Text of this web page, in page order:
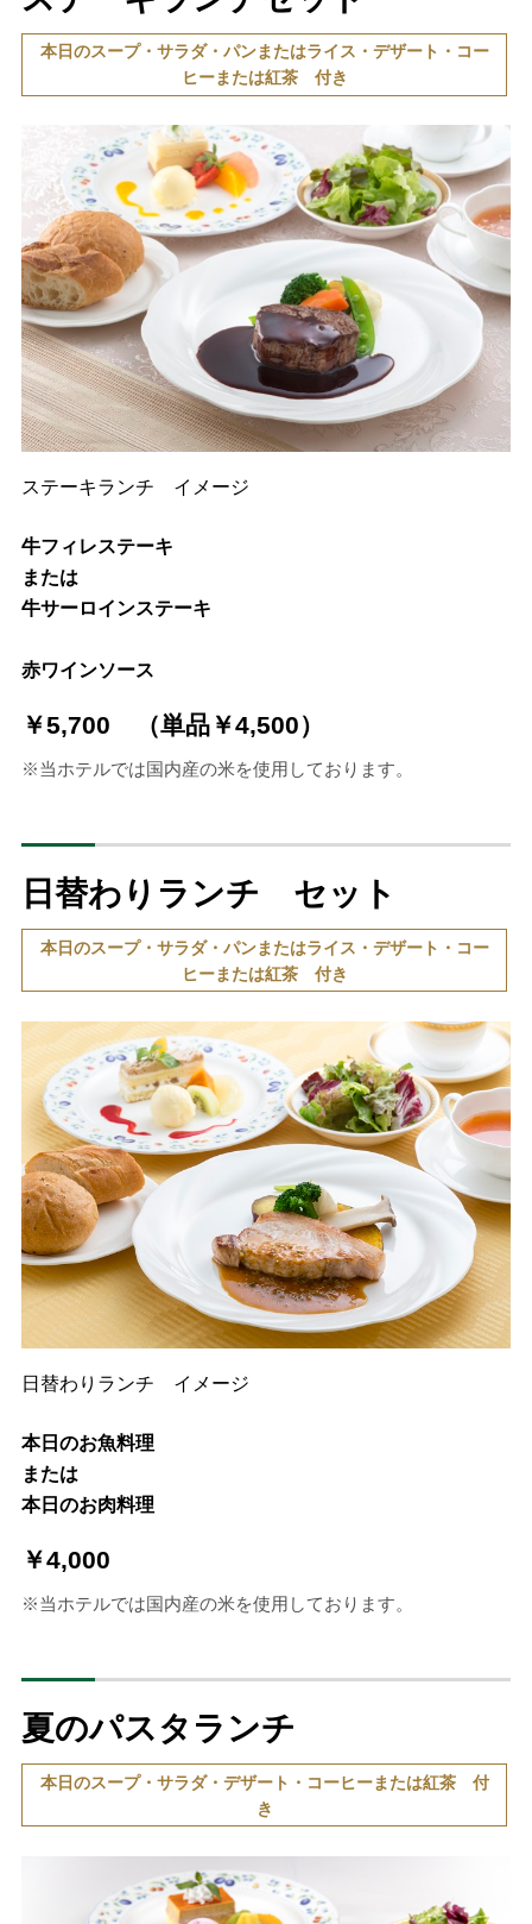
本日のスープ・サラダ・パンまたはライス・デザート・コー
ヒーまたは紅茶 付き
ステーキランチ イメージ
牛フィレステーキ
または
牛サーロインステーキ
赤ワインソース
￥5,700 （単品￥4,500）
※当ホテルでは国内産の米を使用しております。
日替わりランチ セット
本日のスープ・サラダ・パンまたはライス・デザート・コー
ヒーまたは紅茶 付き
日替わりランチ イメージ
本日のお魚料理
または
本日のお肉料理
￥4,000
※当ホテルでは国内産の米を使用しております。
夏のパスタランチ
本日のスープ・サラダ・デザート・コーヒーまたは紅茶 付
き